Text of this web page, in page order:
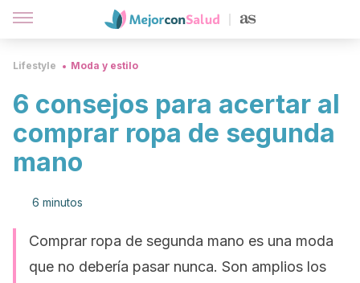
Lifestyle Moda y estilo
6 consejos para acertar al
comprar ropa de segunda
mano
6 minutos
Comprar ropa de segunda mano es una moda
que no debería pasar nunca. Son amplios los